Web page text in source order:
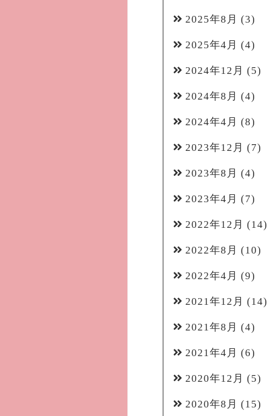
2025年8月 (3)
2025年4月 (4)
2024年12月 (5)
2024年8月 (4)
2024年4月 (8)
2023年12月 (7)
2023年8月 (4)
2023年4月 (7)
2022年12月 (14)
2022年8月 (10)
2022年4月 (9)
2021年12月 (14)
2021年8月 (4)
2021年4月 (6)
2020年12月 (5)
2020年8月 (15)